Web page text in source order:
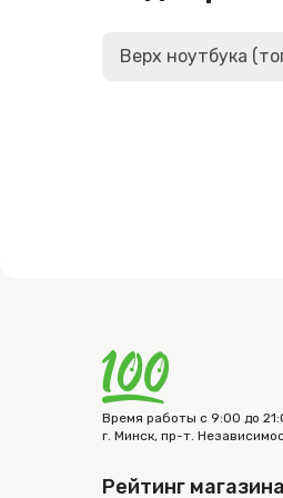
Верх ноутбука
Время работы с 9:00 до
г. Минск, пр-т.
Рейтинг